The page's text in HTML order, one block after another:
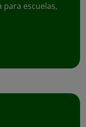
para escuelas,